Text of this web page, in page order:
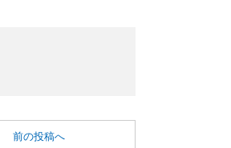
前の投稿へ